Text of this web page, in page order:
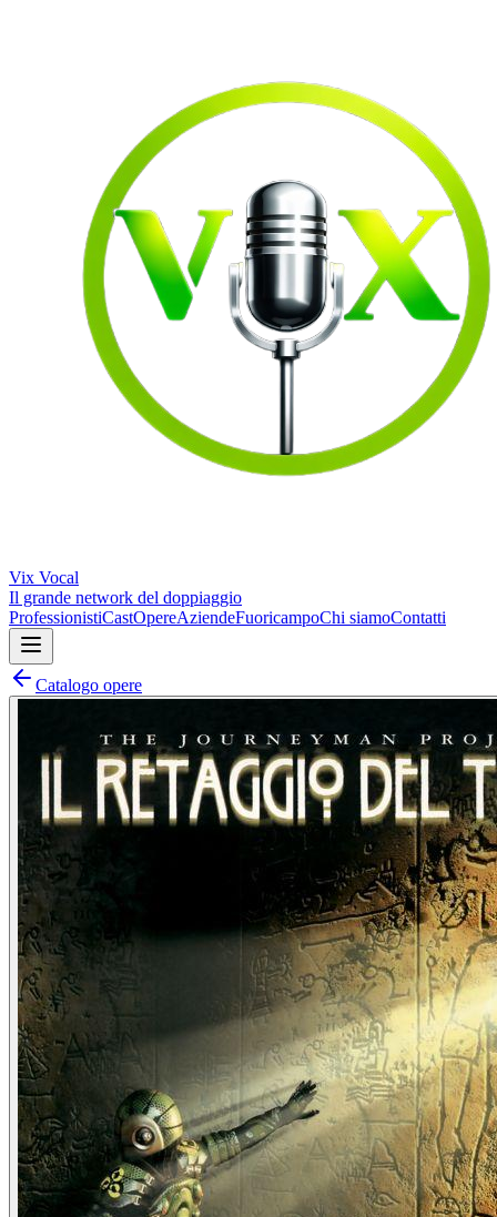
Vix Vocal
Il grande network del doppiaggio
ProfessionistiCastOpereAziendeFuoricampoChi siamoContatti
Catalogo opere